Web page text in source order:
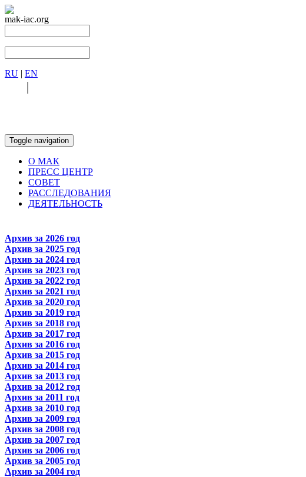
mak-iac.org
RU | EN
|
Toggle navigation
О МАК
ПРЕСС ЦЕНТР
СОВЕТ
РАССЛЕДОВАНИЯ
ДЕЯТЕЛЬНОСТЬ
Архив за 2026 год
Архив за 2025 год
Архив за 2024 год
Архив за 2023 год
Архив за 2022 год
Архив за 2021 год
Архив за 2020 год
Архив за 2019 год
Архив за 2018 год
Архив за 2017 год
Архив за 2016 год
Архив за 2015 год
Архив за 2014 год
Архив за 2013 год
Архив за 2012 год
Архив за 2011 год
Архив за 2010 год
Архив за 2009 год
Архив за 2008 год
Архив за 2007 год
Архив за 2006 год
Архив за 2005 год
Архив за 2004 год